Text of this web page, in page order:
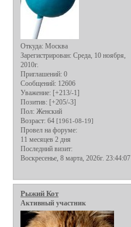
Откуда: Москва
Зарегистрирован: Среда, 10 ноября,
2010г.
Приглашений: 0
Сообщений: 12606
Уважение: [+213/-1]
Позитив: [+205/-3]
Пол: Женский
Возраст: 64 [1961-08-19]
Провел на форуме:
11 месяцев 2 дня
Последний визит:
Воскресенье, 8 марта, 2026г. 23:44:07
Рыжий Кот
Активный участник